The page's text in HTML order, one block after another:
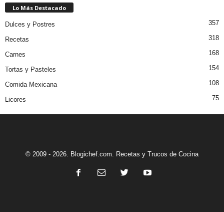
Lo Más Destacado
Dulces y Postres 357
Recetas 318
Carnes 168
Tortas y Pasteles 154
Comida Mexicana 108
Licores 75
© 2009 - 2026. Blogichef.com. Recetas y Trucos de Cocina